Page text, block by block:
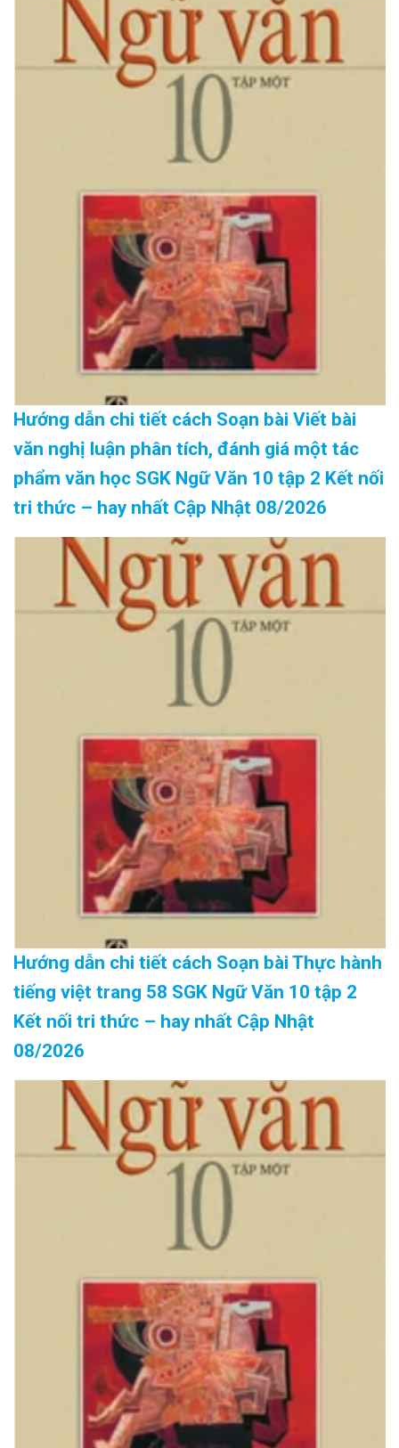
Hướng dẫn chi tiết cách Soạn bài Viết bài
văn nghị luận phân tích, đánh giá một tác
phẩm văn học SGK Ngữ Văn 10 tập 2 Kết nối
tri thức – hay nhất Cập Nhật 08/2026
Hướng dẫn chi tiết cách Soạn bài Thực hành
tiếng việt trang 58 SGK Ngữ Văn 10 tập 2
Kết nối tri thức – hay nhất Cập Nhật
08/2026